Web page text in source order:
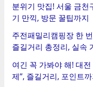
분위기 맛집! 서울 금천
기 만끽, 방문 꿀팁까지
주전패밀리캠핑장 한
즐길거리 총정리, 실속
여긴 꼭 가봐야 해! 대
제”, 즐길거리, 포인트